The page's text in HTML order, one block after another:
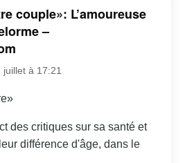
couple»: L’amoureuse
–
à 17:21
des critiques sur sa santé et
différence d'âge, dans le